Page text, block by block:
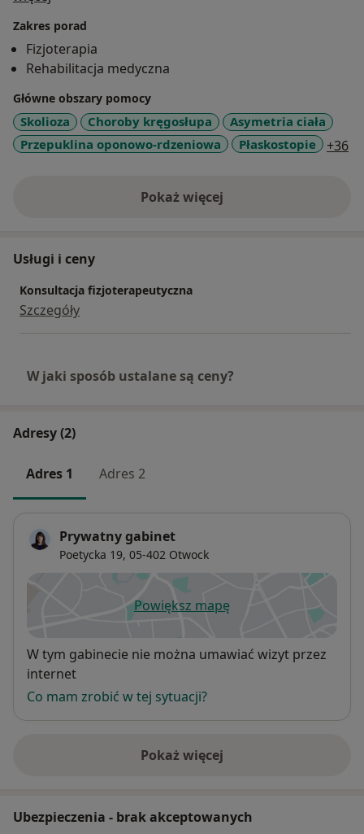
Zakres porad
Fizjoterapia
Rehabilitacja medyczna
Główne obszary pomocy
Skolioza Choroby kręgosłupa
Asymetria ciała
Przepuklina oponowo-rdzeniowa
Płaskostopie +36
Pokaż więcejo doświadczeniu
Usługi i ceny
Konsultacja fizjoterapeutyczna
Szczegóły
W jaki sposób ustalane są ceny?
Adresy (2)
Adres 1 Adres 2
Prywatny gabinet
Poetycka 19, 05-402 Otwock
Powiększ mapęotwiera się w nowej karcie
Dostępność
W tym gabinecie nie można umawiać wizyt przez
internet
Co mam zrobić w tej sytuacji?
Pokaż więcej
o adresie
Ubezpieczenia - brak akceptowanych